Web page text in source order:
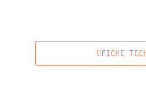
FICHE